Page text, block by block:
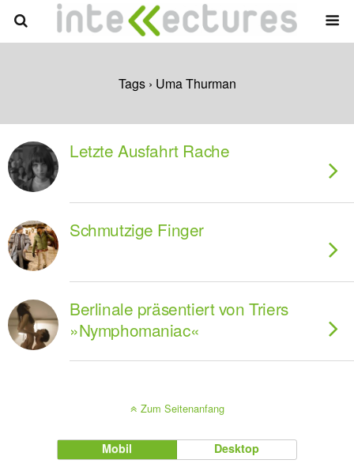
Tags › Uma Thurman
Letzte Ausfahrt Rache
Schmutzige Finger
Berlinale präsentiert von Triers
»Nymphomaniac«
Zum Seitenanfang
Mobil Desktop